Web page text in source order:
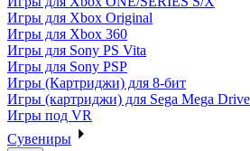
Игры для Xbox Original
Игры для Xbox 360
Игры для Sony PS Vita
Игры для Sony PSP
Игры (Картриджи) для 8-бит
Игры (картриджи) для Sega Mega
Игры под VR
Сувениры